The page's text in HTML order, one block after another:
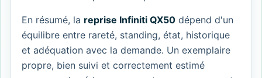
En résumé, la reprise Infiniti QX50 dépend d'un
équilibre entre rareté, standing, état, historique
et adéquation avec la demande. Un exemplaire
propre, bien suivi et correctement estimé